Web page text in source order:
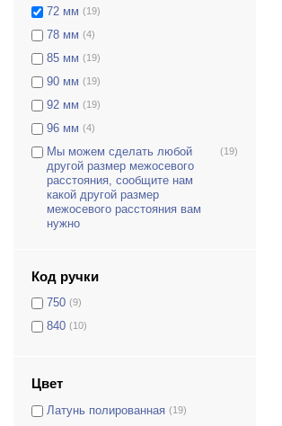
72 мм (19)
78 мм (4)
85 мм (19)
90 мм (19)
92 мм (19)
96 мм (4)
Мы можем сделать любой
другой размер межосевого
расстояния, сообщите нам
какой другой размер
межосевого расстояния вам
нужно
(19)
Код ручки
750 (9)
840 (10)
Цвет
Латунь полированная (19)